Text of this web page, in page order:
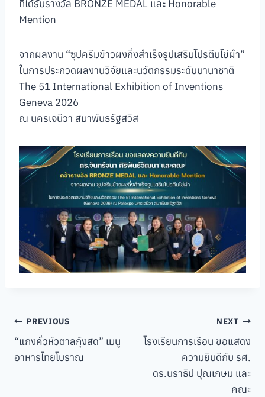
ที่ได้รับรางวัล BRONZE MEDAL และ Honorable
Mention
จากผลงาน “ซุปครีมข้าวผงกึ่งสำเร็จรูปเสริมโปรตีนไข่ผำ”
ในการประกวดผลงานวิจัยและนวัตกรรมระดับนานาชาติ
The 51 International Exhibition of Inventions
Geneva 2026
ณ นครเจนีวา สมาพันธรัฐสวิส
Post
navigation
PREVIOUS
“แกงคั่วหัวตาลกุ้งสด” เมนู
อาหารไทยโบราณ
NEXT
โรงเรียนการเรือน ขอแสดง
ความยินดีกับ รศ.
ดร.นราธิป ปุณเกษม และ
คณะ